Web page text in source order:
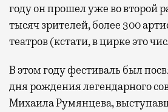
году он прошел уже во второй
тысяч зрителей, более 300
театров (кстати, в цирке это
В этом году фестиваль был
дня рождения легендарного
Михаила Румянцева,